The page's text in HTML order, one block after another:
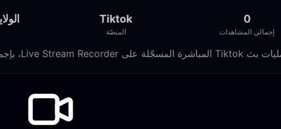
0
إجمالي المشاهدات
Tiktok
المنصّة